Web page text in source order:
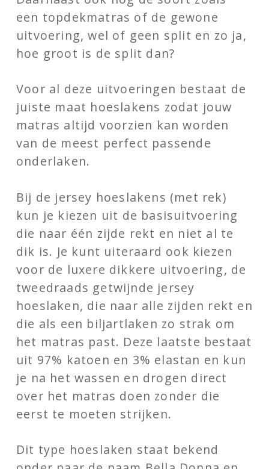
een topdekmatras of de gewone
uitvoering, wel of geen split en zo ja,
hoe groot is de split dan?
Voor al deze uitvoeringen bestaat de
juiste maat hoeslakens zodat jouw
matras altijd voorzien kan worden
van de meest perfect passende
onderlaken.
Bij de jersey hoeslakens (met rek)
kun je kiezen uit de basisuitvoering
die naar één zijde rekt en niet al te
dik is. Je kunt uiteraard ook kiezen
voor de luxere dikkere uitvoering, de
tweedraads getwijnde jersey
hoeslaken, die naar alle zijden rekt en
die als een biljartlaken zo strak om
het matras past. Deze laatste bestaat
uit 97% katoen en 3% elastan en kun
je na het wassen en drogen direct
over het matras doen zonder die
eerst te moeten strijken.
Dit type hoeslaken staat bekend